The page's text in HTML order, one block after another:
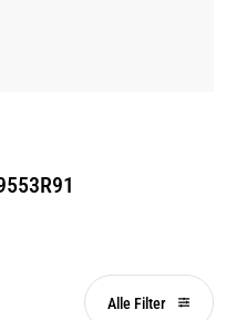
Alle Filter